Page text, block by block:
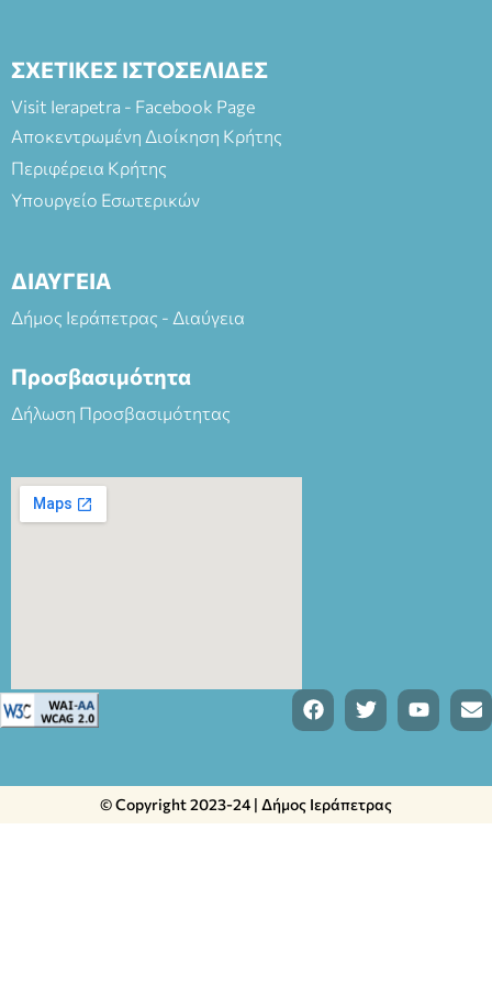
ΣΧΕΤΙΚΕΣ ΙΣΤΟΣΕΛΙΔΕΣ
Visit Ierapetra - Facebook Page
Αποκεντρωμένη Διοίκηση Κρήτης
Περιφέρεια Κρήτης
Υπουργείο Εσωτερικών
ΔΙΑΥΓΕΙΑ
Δήμος Ιεράπετρας - Διαύγεια
Προσβασιμότητα
Δήλωση Προσβασιμότητας
© Copyright 2023-24 | Δήμος Ιεράπετρας